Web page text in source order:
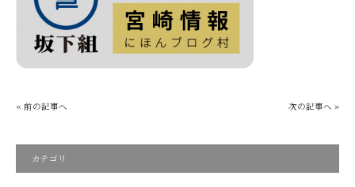
« 前の記事へ 次の記事へ »
カテゴリ